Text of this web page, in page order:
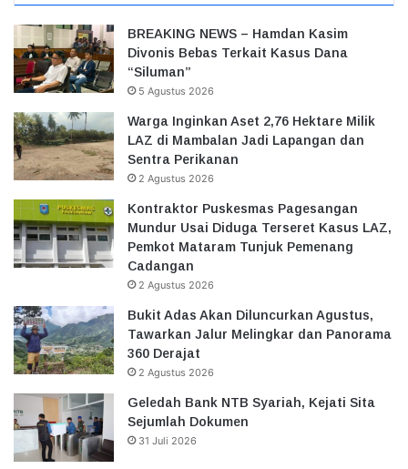
BREAKING NEWS – Hamdan Kasim
Divonis Bebas Terkait Kasus Dana
“Siluman”
5 Agustus 2026
Warga Inginkan Aset 2,76 Hektare Milik
LAZ di Mambalan Jadi Lapangan dan
Sentra Perikanan
2 Agustus 2026
Kontraktor Puskesmas Pagesangan
Mundur Usai Diduga Terseret Kasus LAZ,
Pemkot Mataram Tunjuk Pemenang
Cadangan
2 Agustus 2026
Bukit Adas Akan Diluncurkan Agustus,
Tawarkan Jalur Melingkar dan Panorama
360 Derajat
2 Agustus 2026
Geledah Bank NTB Syariah, Kejati Sita
Sejumlah Dokumen
31 Juli 2026